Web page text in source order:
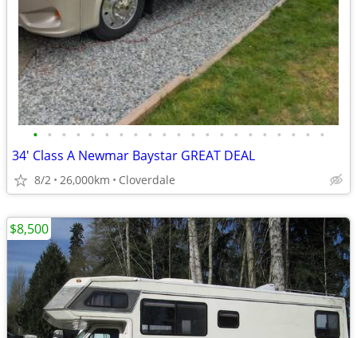
• • • • • • • • • • • • • • • • • • • • •
34' Class A Newmar Baystar GREAT DEAL
8/2 26,000km Cloverdale
$8,500